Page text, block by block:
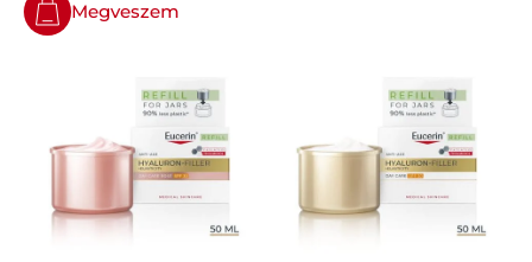
rugalmasság növelése révén erősítik szerkezetét és
ellenállóképességét. Minden termék tömör és
bársonyos érzetűvé teszi a bőrt, mely ránézésre is
frissebb és sugárzóbb lesz.
Megveszem